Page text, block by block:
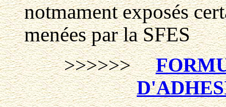
notmament exposés
menées par la SFES
>>>>>>